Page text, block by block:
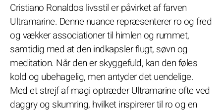
Cristiano Ronaldos livsstil er påvirket af farven
Ultramarine. Denne nuance repræsenterer ro og fred
og vækker associationer til himlen og rummet,
samtidig med at den indkapsler flugt, søvn og
meditation. Når den er skyggefuld, kan den føles
kold og ubehagelig, men antyder det uendelige.
Med et strejf af magi optræder Ultramarine ofte ved
daggry og skumring, hvilket inspirerer til ro og en